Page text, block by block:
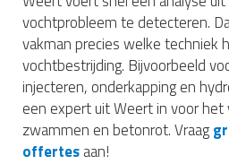
vochtprobleem te detecteren.
vakman precies welke techniek
vochtbestrijding. Bijvoorbeeld
injecteren, onderkapping en
een expert uit Weert in voor het
zwammen en betonrot. Vraag
offertesaan!